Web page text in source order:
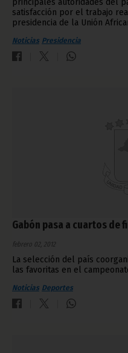
principales autoridades del
satisfacción por el trabajo
presidencia de la Unión
Noticias Presidencia
Gabón pasa a cuartos de
febrero 02, 2012
La selección del país
las favoritas en el
Noticias Deportes